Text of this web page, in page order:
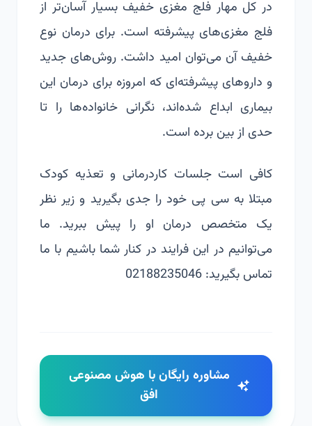
در کل مهار فلج مغزی خفیف بسیار آسان‌تر از
فلج مغزی‌های پیشرفته است. برای درمان نوع
خفیف آن می‌توان امید داشت. روش‌های جدید
و داروهای پیشرفته‌ای که امروزه برای درمان این
بیماری ابداع شده‌اند، نگرانی خانواده‌ها را تا
حدی از بین برده‌ است.
کافی است جلسات کاردرمانی و تعذیه کودک
مبتلا به سی پی خود را جدی بگیرید و زیر نظر
یک متخصص درمان او را پیش ببرید. ما
می‌توانیم در این فرایند در کنار شما باشیم با ما
تماس بگیرید: 02188235046
مشاوره رایگان با هوش مصنوعی
افق